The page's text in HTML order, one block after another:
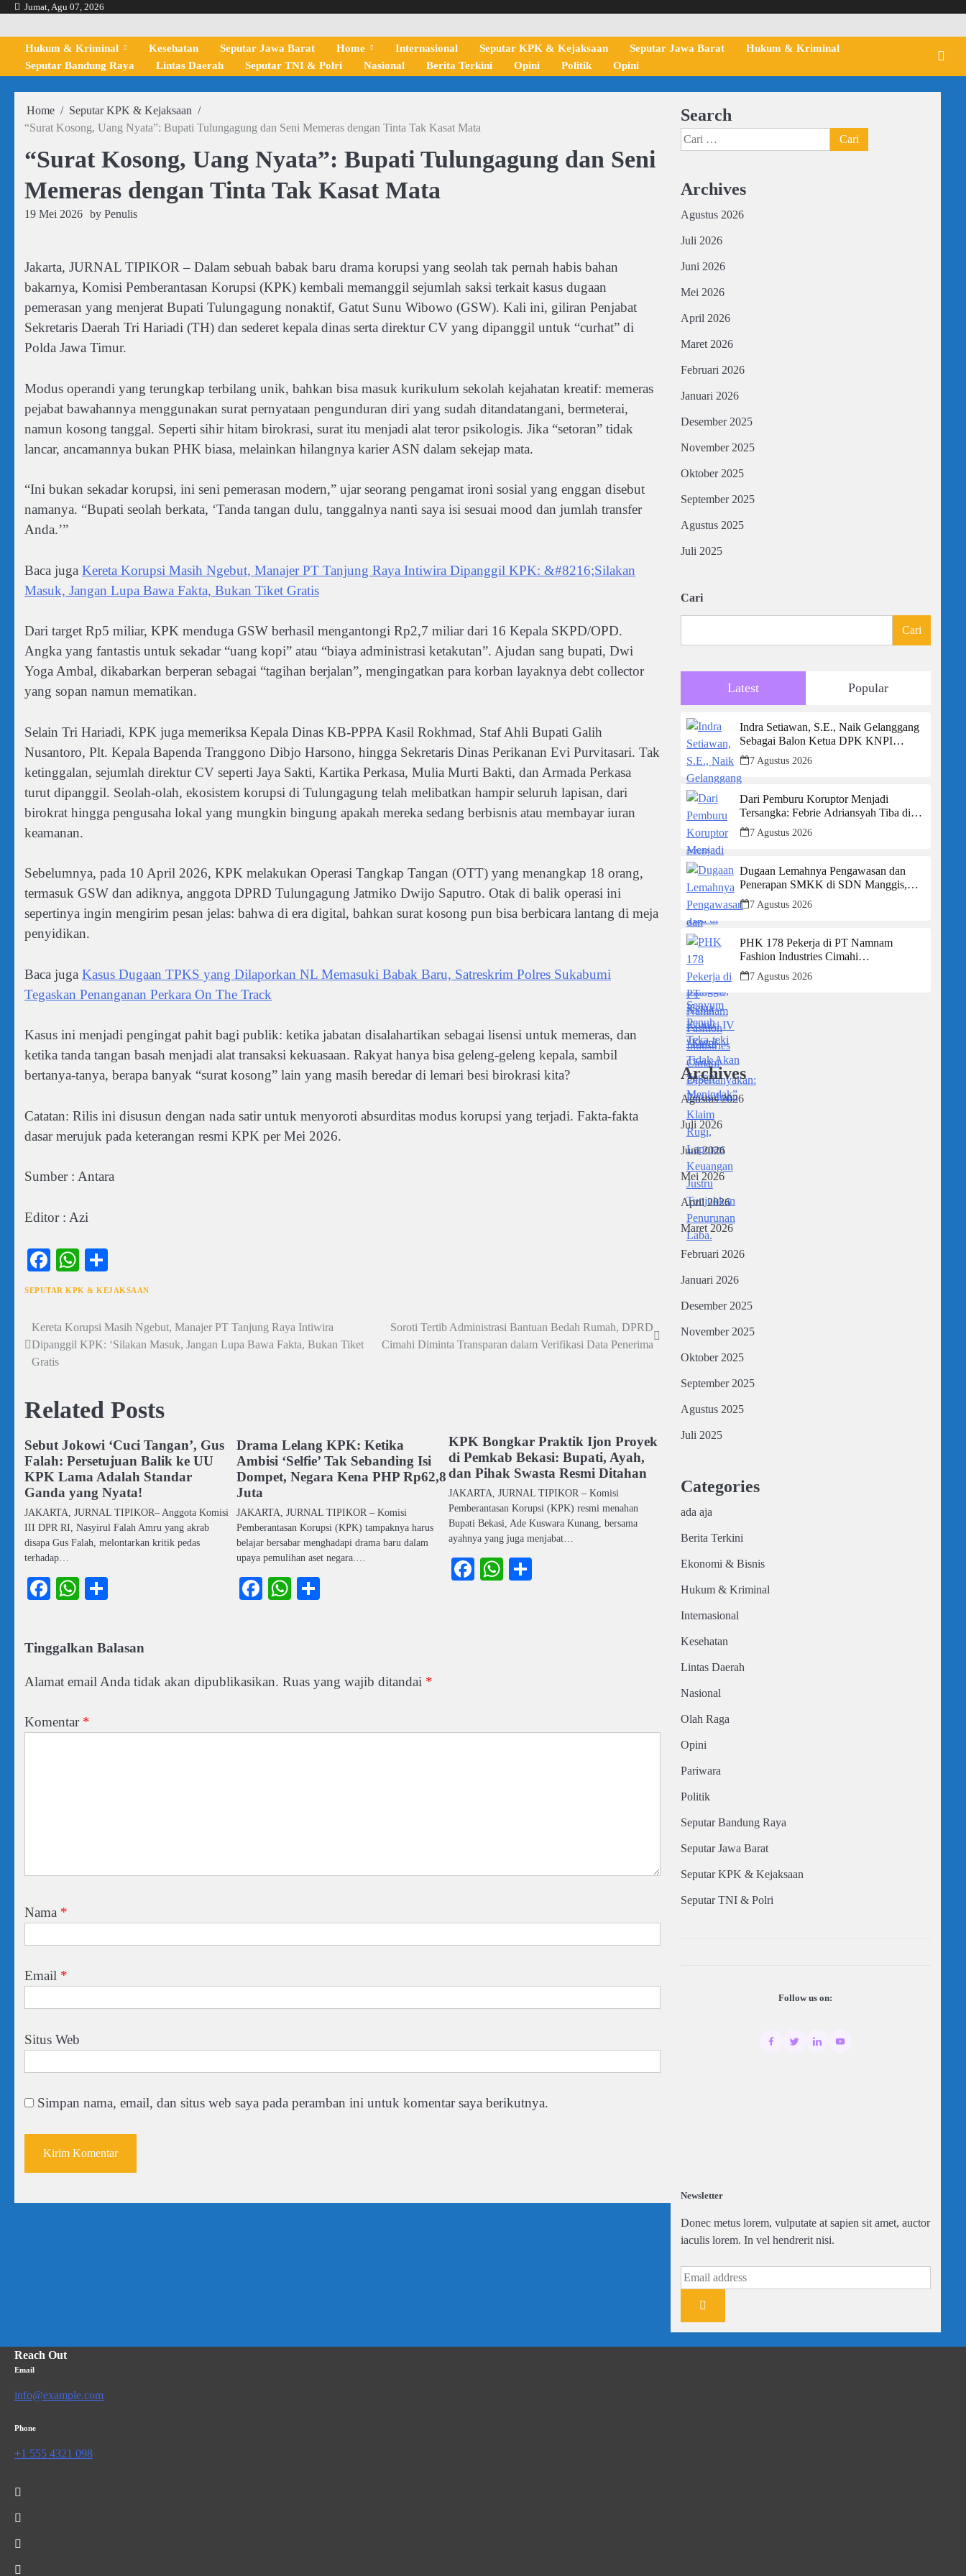
Skip
content
Jumat, Agu 07, 2026
Hukum & Kriminal Kesehatan Seputar Jawa Barat Home Internasional Seputar KPK & Kejaksaan Seputar Jawa Barat
Hukum & Kriminal
Seputar Bandung Raya
Lintas Daerah Seputar TNI & Polri Nasional Berita Terkini Opini Politik Opini
Home
Seputar KPK & Kejaksaan
“Surat Kosong, Uang Nyata”: Bupati Tulungagung dan Seni Memeras dengan Tinta Tak Kasat Mata
“Surat Kosong, Uang Nyata”: Bupati Tulungagung dan Seni
Memeras dengan Tinta Tak Kasat Mata
19 Mei 2026 by Penulis
Jakarta, JURNAL TIPIKOR – Dalam sebuah babak baru drama korupsi yang seolah tak pernah habis bahan
bakarnya, Komisi Pemberantasan Korupsi (KPK) kembali memanggil sejumlah saksi terkait kasus dugaan
pemerasan yang menjerat Bupati Tulungagung nonaktif, Gatut Sunu Wibowo (GSW). Kali ini, giliran Penjabat
Sekretaris Daerah Tri Hariadi (TH) dan sederet kepala dinas serta direktur CV yang dipanggil untuk “curhat” di
Polda Jawa Timur.
Modus operandi yang terungkap terbilang unik, bahkan bisa masuk kurikulum sekolah kejahatan kreatif: memeras
pejabat bawahannya menggunakan surat pernyataan pengunduran diri yang sudah ditandatangani, bermeterai,
namun kosong tanggal. Seperti sihir hitam birokrasi, surat itu menjadi alat teror psikologis. Jika “setoran” tidak
lancar, ancamannya bukan PHK biasa, melainkan hilangnya karier ASN dalam sekejap mata.
“Ini bukan sekadar korupsi, ini seni pemerasan modern,” ujar seorang pengamat ironi sosial yang enggan disebut
namanya. “Bupati seolah berkata, ‘Tanda tangan dulu, tanggalnya nanti saya isi sesuai mood dan jumlah transfer
Anda.’”
Baca juga Kereta Korupsi Masih Ngebut, Manajer PT Tanjung Raya Intiwira Dipanggil KPK: &#8216;Silakan
Masuk, Jangan Lupa Bawa Fakta, Bukan Tiket Gratis
Dari target Rp5 miliar, KPK menduga GSW berhasil mengantongi Rp2,7 miliar dari 16 Kepala SKPD/OPD.
Angka yang fantastis untuk sekadar “uang kopi” atau “biaya administrasi ketakutan”. Ajudan sang bupati, Dwi
Yoga Ambal, dikabarkan berperan sebagai “tagihan berjalan”, mengingatkan para korban layaknya debt collector
yang sopan namun mematikan.
Selain Tri Hariadi, KPK juga memeriksa Kepala Dinas KB-PPPA Kasil Rokhmad, Staf Ahli Bupati Galih
Nusantoro, Plt. Kepala Bapenda Tranggono Dibjo Harsono, hingga Sekretaris Dinas Perikanan Evi Purvitasari. Tak
ketinggalan, sejumlah direktur CV seperti Jaya Sakti, Kartika Perkasa, Mulia Murti Bakti, dan Armada Perkasa
turut dipanggil. Seolah-olah, ekosistem korupsi di Tulungagung telah melibatkan hampir seluruh lapisan, dari
birokrat hingga pengusaha lokal yang mungkin bingung apakah mereka sedang berbisnis atau membayar iuran
keamanan.
Sebelumnya, pada 10 April 2026, KPK melakukan Operasi Tangkap Tangan (OTT) yang menangkap 18 orang,
termasuk GSW dan adiknya, anggota DPRD Tulungagung Jatmiko Dwijo Saputro. Otak di balik operasi ini
sepertinya ingin mengirim pesan jelas: bahwa di era digital, bahkan surat kosong pun bisa berbicara lantang di meja
penyidikan.
Baca juga Kasus Dugaan TPKS yang Dilaporkan NL Memasuki Babak Baru, Satreskrim Polres Sukabumi
Tegaskan Penanganan Perkara On The Track
Kasus ini menjadi pengingat pahit bagi publik: ketika jabatan disalahartikan sebagai lisensi untuk memeras, dan
ketika tanda tangan basah menjadi alat transaksi kekuasaan. Rakyat hanya bisa geleng-geleng kepala, sambil
bertanya-tanya, berapa banyak “surat kosong” lain yang masih beredar di lemari besi birokrasi kita?
Catatan: Rilis ini disusun dengan nada satir untuk menyoroti absurditas modus korupsi yang terjadi. Fakta-fakta
dasar merujuk pada keterangan resmi KPK per Mei 2026.
Sumber : Antara
Editor : Azi
Facebook
WhatsApp
SEPUTAR KPK & KEJAKSAAN
Navigasi
pos
Kereta Korupsi Masih Ngebut, Manajer PT Tanjung Raya Intiwira
Dipanggil KPK: ‘Silakan Masuk, Jangan Lupa Bawa Fakta, Bukan Tiket
Gratis
Soroti Tertib Administrasi Bantuan Bedah Rumah, DPRD
Cimahi Diminta Transparan dalam Verifikasi Data Penerima
Related Posts
Sebut Jokowi ‘Cuci Tangan’, Gus
Falah: Persetujuan Balik ke UU
KPK Lama Adalah Standar
Ganda yang Nyata!
JAKARTA, JURNAL TIPIKOR– Anggota Komisi
III DPR RI, Nasyirul Falah Amru yang akrab
disapa Gus Falah, melontarkan kritik pedas
terhadap…
Facebook
WhatsApp
Drama Lelang KPK: Ketika
Ambisi ‘Selfie’ Tak Sebanding Isi
Dompet, Negara Kena PHP Rp62,8
Juta
JAKARTA, JURNAL TIPIKOR – Komisi
Pemberantasan Korupsi (KPK) tampaknya harus
belajar bersabar menghadapi drama baru dalam
upaya pemulihan aset negara.…
Facebook
WhatsApp
Share
KPK Bongkar Praktik Ijon Proyek
di Pemkab Bekasi: Bupati, Ayah,
dan Pihak Swasta Resmi Ditahan
JAKARTA, JURNAL TIPIKOR – Komisi
Pemberantasan Korupsi (KPK) resmi menahan
Bupati Bekasi, Ade Kuswara Kunang, bersama
ayahnya yang juga menjabat…
Facebook
WhatsApp
Share
Tinggalkan Balasan
Alamat email Anda tidak akan dipublikasikan. Ruas yang wajib ditandai *
Komentar *
Nama *
Email *
Situs Web
Simpan nama, email, dan situs web saya pada peramban ini untuk komentar saya berikutnya.
Search
Cari
untuk:
Archives
Agustus 2026
Juli 2026
Juni 2026
Mei 2026
April 2026
Maret 2026
Februari 2026
Januari 2026
Desember 2025
November 2025
Oktober 2025
September 2025
Agustus 2025
Juli 2025
Cari
Cari
Latest Popular
Indra Setiawan, S.E., Naik Gelanggang
Sebagai Balon Ketua DPK KNPI
Kecamatan Ciambar
7 Agustus 2026
Dari Pemburu Koruptor Menjadi
Tersangka: Febrie Adriansyah Tiba di
Kejagung Berborgol, Bawa Map Biru
dan Senyum Penuh Teka-teki
7 Agustus 2026
Dugaan Lemahnya Pengawasan dan
Penerapan SMKK di SDN Manggis,
Ketua Komisi IV “Kami Tidak Akan
Segan Menindak”
7 Agustus 2026
PHK 178 Pekerja di PT Namnam
Fashion Industries Cimahi
Dipertanyakan: Perusahaan Klaim Rugi,
Laporan Keuangan Justru Tunjukkan
7 Agustus 2026
Archives
Agustus 2026
Juli 2026
Juni 2026
Mei 2026
April 2026
Maret 2026
Februari 2026
Januari 2026
Desember 2025
November 2025
Oktober 2025
September 2025
Agustus 2025
Juli 2025
Categories
ada aja
Berita Terkini
Ekonomi & Bisnis
Hukum & Kriminal
Internasional
Kesehatan
Lintas Daerah
Nasional
Olah Raga
Opini
Pariwara
Politik
Seputar Bandung Raya
Seputar Jawa Barat
Seputar KPK & Kejaksaan
Seputar TNI & Polri
Follow us on:
Newsletter
Donec metus lorem, vulputate at sapien sit amet, auctor
iaculis lorem. In vel hendrerit nisi.
Reach Out
Email
info@example.com
Phone
+1 555 4321 098